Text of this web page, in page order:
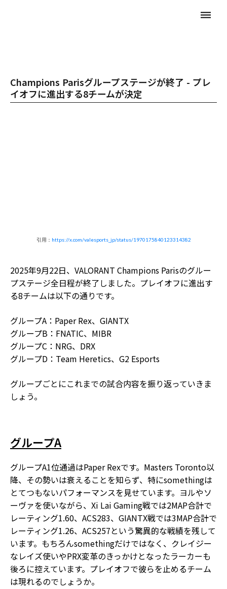
dehaze
Champions Parisグループステージが終了 - プレ
イオフに進出する8チームが決定
引用： https://x.com/valesports_jp/status/1970175840123314382
2025年9月22日、VALORANT Champions Parisのグルー
プステージ全日程が終了しました。プレイオフに進出す
る8チームは以下の通りです。
グループA：Paper Rex、GIANTX
グループB：FNATIC、MIBR
グループC：NRG、DRX
グループD：Team Heretics、G2 Esports
グループごとにこれまでの試合内容を振り返っていきま
しょう。
グループA
グループA1位通過はPaper Rexです。Masters Toronto以
降、その勢いは衰えることを知らず、特にsomethingは
とてつもないパフォーマンスを見せています。ヨルやソ
ーヴァを使いながら、Xi Lai Gaming戦では2MAP合計で
レーティング1.60、ACS283、GIANTX戦では3MAP合計で
レーティング1.26、ACS257という驚異的な戦績を残して
います。もちろんsomethingだけではなく、クレイジー
なレイズ使いやPRX変革のきっかけとなったラーカーも
後ろに控えています。プレイオフで彼らを止めるチーム
は現れるのでしょうか。